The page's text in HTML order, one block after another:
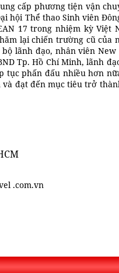
cấp phương tiện vận
hội Thể thao Sinh viên
17 trong nhiệm kỳ Việt
lại chiến trường cũ của
lãnh đạo, nhân viên
Tp. Hồ Chí Minh, lãnh
phấn đấu nhiều hơn
đạt đến mục tiêu trở
.com.vn